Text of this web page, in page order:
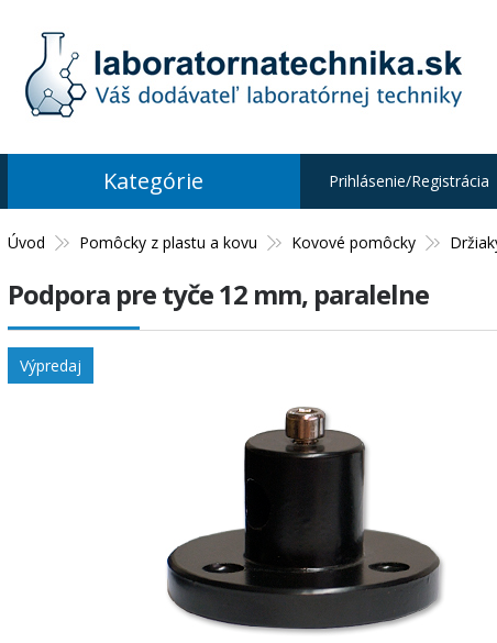
Úvod Pomôcky z plastu a kovu Kovové pomôcky
Podpora pre tyče 12 mm, paralelne
Výpredaj
Kategórie Prihlásenie/Registrácia